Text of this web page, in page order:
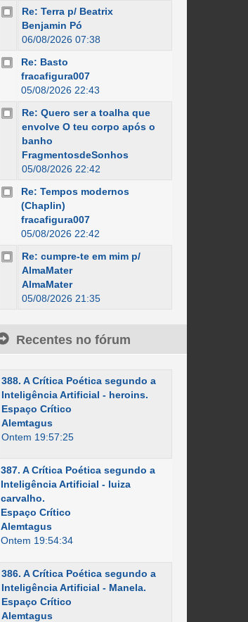
Re: Terra p/ Beatrix
Benjamin Pó
06/08/2026 07:38
Re: Basto
fracafigura007
05/08/2026 22:43
Re: Quero ser a toalha que
envolve O teu corpo após o
banho
FragmentosdeSonhos
05/08/2026 22:42
Re: Tempos modernos
(Chaplin)
fracafigura007
05/08/2026 22:42
Re: cumpre-te em mim p/
AlmaMater
AlmaMater
05/08/2026 21:35
Recentes no fórum
388. A Crítica Poética segundo a
Inteligência Artificial - heroins.
Espaço Crítico
Alemtagus
Ontem 19:57:25
387. A Crítica Poética segundo a
Inteligência Artificial - luiza
carvalho.
Espaço Crítico
Alemtagus
Ontem 19:54:34
386. A Crítica Poética segundo a
Inteligência Artificial - Manela.
Espaço Crítico
Alemtagus